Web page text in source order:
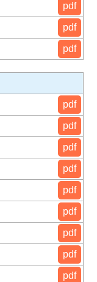
pdf
pdf
pdf
pdf
pdf
pdf
pdf
pdf
pdf
pdf
pdf
pdf